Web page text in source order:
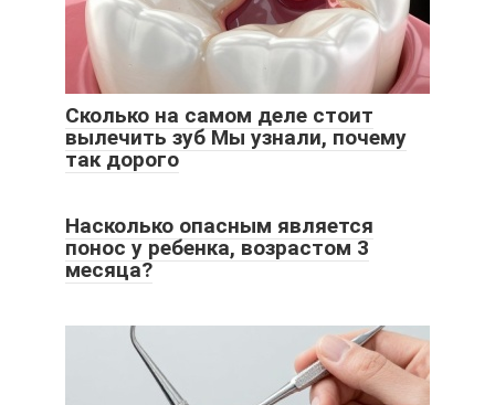
Сколько на самом деле стоит
вылечить зуб Мы узнали, почему
так дорого
Насколько опасным является
понос у ребенка, возрастом 3
месяца?